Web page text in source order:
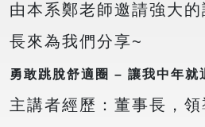
由本系鄭老師邀請強大
長來為我們分享~
勇敢跳脫舒適圈 – 讓我中年就
主講者經歷：董事長，